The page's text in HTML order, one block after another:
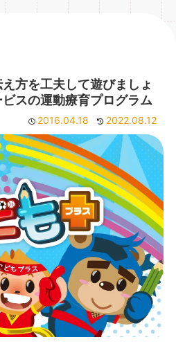
え方を工夫して遊びましょ
スの運動療育プログラム
2016.04.18 2022.08.12